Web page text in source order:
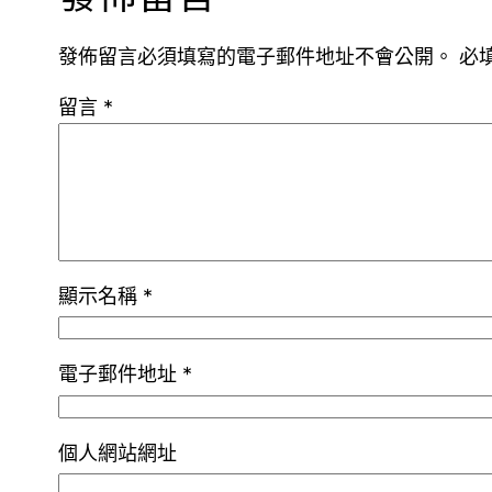
發佈留言必須填寫的電子郵件地址不會公開。 必
留言 *
顯示名稱 *
電子郵件地址 *
個人網站網址